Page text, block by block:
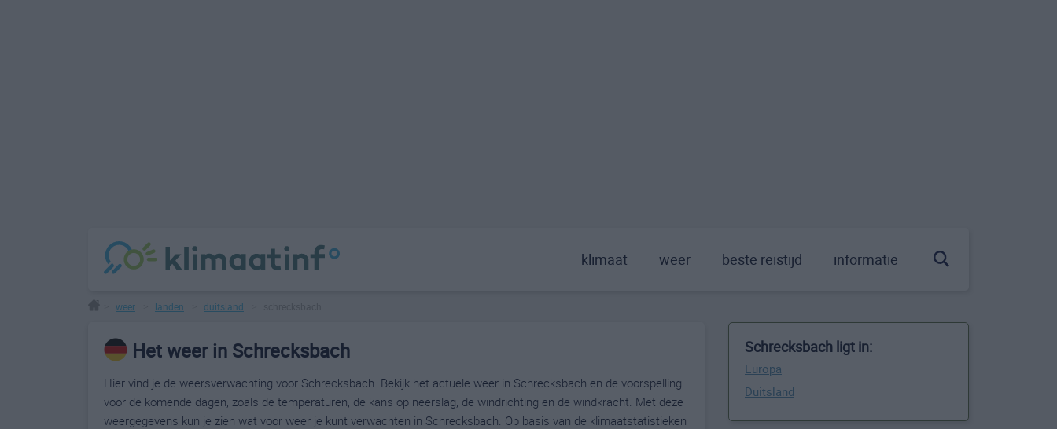
klimaat weer beste reistijd informatie
weer landen duitsland
Het weer in Schrecksbach
Hier vind je de weersverwachting voor Schrecksbach. Bekijk het actuele weer in Schrecksbach en de voorspelling
voor de komende dagen, zoals de temperaturen, de kans op neerslag, de windrichting en de windkracht. Met deze
weergegevens kun je zien wat voor weer je kunt verwachten in Schrecksbach. Op basis van de klimaatstatistieken
Schrecksbach ligt in:
Europa
Duitsland